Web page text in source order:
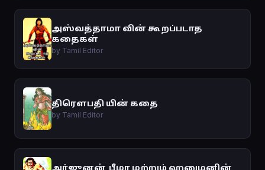
அஸ்வத்தாமா வின் கூறப்படாத
கதைகள்
by Tamil Editor
திரௌபதி யின் கதை
by Tamil Editor
அர்ஜுனன்,பீமா மற்றும் ஹனுமனின்